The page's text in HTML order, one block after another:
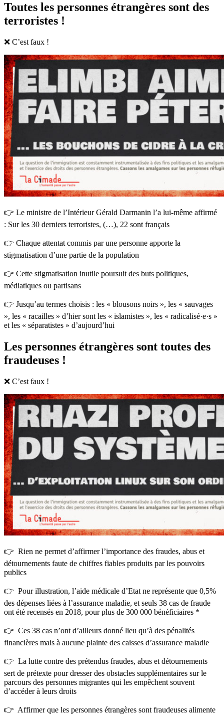
Toutes les personnes étrangères sont des
terroristes !
❌ C’est faux !
👉 Le ministre de l’Intérieur Gérald Darmanin l’a lui-même affirmé
: Sur les 30 derniers terroristes, (…), 22 sont français
👉 Chaque attentat commis par une personne apporte la
stigmatisation d’une partie de la population
👉 Cette stigmatisation inutile poursuit des buts politiques,
médiatiques ou partisans
👉 Jusqu’au termes choisis : les « blousons noirs », les « sauvages
», les « racailles » d’hier sont les « islamistes », les « radicalisé·e·s »
et les « séparatistes » d’aujourd’hui
Les personnes étrangères sont toutes des
fraudeuses !
❌ C’est faux !
👉 Rien ne permet d’affirmer l’importance des fraudes, abus et
détournements faute de chiffres fiables produits par les pouvoirs
publics
👉 Pour illustration, l’aide médicale d’Etat ne représente que 0,5%
des dépenses liées à l’assurance maladie, et seuls 38 cas de fraude
ont été recensés en 2018, pour plus de 300 000 bénéficiaires *
👉 Ces 38 cas n’ont d’ailleurs donné lieu qu’à des pénalités
financières mais à aucune plainte des caisses d’assurance maladie
👉 La lutte contre des prétendus fraudes, abus et détournements
sert de prétexte pour dresser des obstacles supplémentaires sur le
parcours des personnes migrantes qui les empêchent souvent
d’accéder à leurs droits
👉 Affirmer que les personnes étrangères sont fraudeuses alimente